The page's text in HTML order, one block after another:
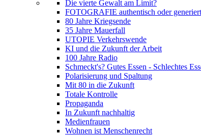
Die vierte Gewalt am Limit?
FOTOGRAFIE authentisch oder
80 Jahre Kriegsende
35 Jahre Mauerfall
UTOPIE Verkehrswende
KI und die Zukunft der Arbeit
100 Jahre Radio
Schmeckt's? Gutes Essen - Schlechtes
Polarisierung und Spaltung
Mit 80 in die Zukunft
Totale Kontrolle
Propaganda
In Zukunft nachhaltig
Medienfrauen
Wohnen ist Menschenrecht